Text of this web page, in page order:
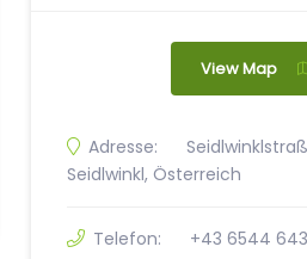
View Map
Adresse:
Seidlwinkl, Österreich
Telefon: +43 6544